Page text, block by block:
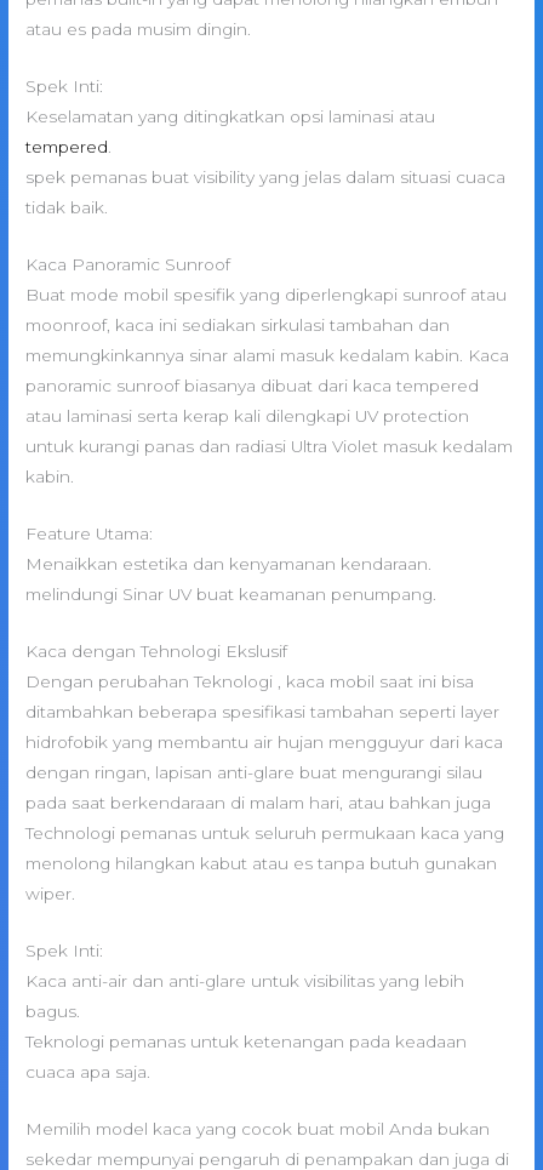
atau es pada musim dingin.
Spek Inti:
Keselamatan yang ditingkatkan opsi laminasi atau
tempered
spek pemanas buat visibility yang jelas dalam situasi cuaca
tidak baik.
Kaca Panoramic Sunroof
Buat mode mobil spesifik yang diperlengkapi sunroof atau
moonroof, kaca ini sediakan sirkulasi tambahan dan
memungkinkannya sinar alami masuk kedalam kabin. Kaca
panoramic sunroof biasanya dibuat dari kaca tempered
atau laminasi serta kerap kali dilengkapi UV protection
untuk kurangi panas dan radiasi Ultra Violet masuk kedalam
kabin.
Feature Utama:
Menaikkan estetika dan kenyamanan kendaraan.
melindungi Sinar UV buat keamanan penumpang.
Kaca dengan Tehnologi Ekslusif
Dengan perubahan Teknologi , kaca mobil saat ini bisa
ditambahkan beberapa spesifikasi tambahan seperti layer
hidrofobik yang membantu air hujan mengguyur dari kaca
dengan ringan, lapisan anti-glare buat mengurangi silau
pada saat berkendaraan di malam hari, atau bahkan juga
Technologi pemanas untuk seluruh permukaan kaca yang
menolong hilangkan kabut atau es tanpa butuh gunakan
wiper.
Spek Inti:
Kaca anti-air dan anti-glare untuk visibilitas yang lebih
bagus.
Teknologi pemanas untuk ketenangan pada keadaan
cuaca apa saja.
Memilih model kaca yang cocok buat mobil Anda bukan
sekedar mempunyai pengaruh di penampakan dan juga di